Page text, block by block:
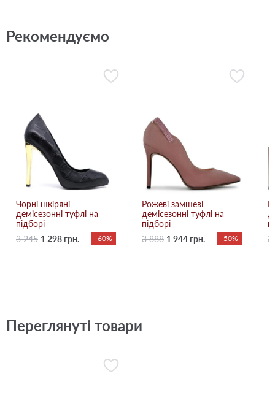
Рекомендуємо
Чорні шкіряні
демісезонні туфлі на
підборі
3 245 1 298 грн. -60%
Рожеві замшеві
демісезонні туфлі на
підборі
3 888 1 944 грн. -50%
3
Переглянуті товари